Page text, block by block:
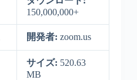
150,000,000+
開発者: zoom.us
サイズ: 520.63
MB